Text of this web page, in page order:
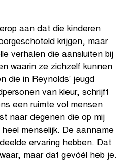
aan dat die kinderen
krijgen, maar
verhalen die aansluiten bij
waarin ze zichzelf kunnen
die in Reynolds’ jeugd
van kleur, schrijft
een ruimte vol mensen
naar degenen die op mij
menselijk. De aanname
ervaring hebben. Dat
maar dat gevóél heb je.